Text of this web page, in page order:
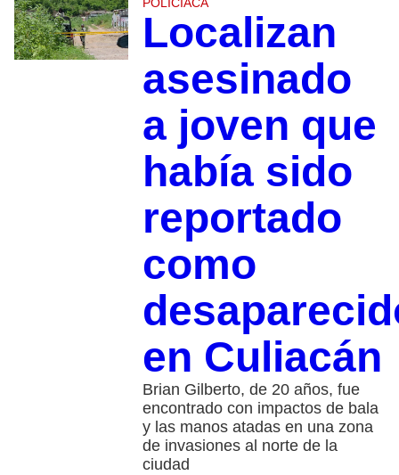
Localizan
asesinado
a joven que
había sido
reportado
como
en Culiacán
Brian Gilberto, de 20 años, fue
encontrado con impactos de bala
y las manos atadas en una zona
de invasiones al norte de la
ciudad